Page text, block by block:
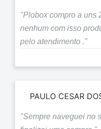
"Plobox compro a uns
nenhum com isso
pelo atendimento ."
PAULO CESAR
"Sempre naveguei no